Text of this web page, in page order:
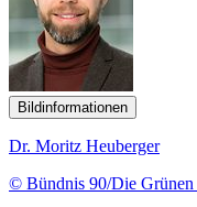
Bildinformationen
Dr. Moritz Heuberger
© Bündnis 90/Die Grünen